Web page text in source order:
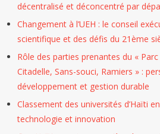
décentralisé et déconcentré par
Changement à l’UEH : le conseil
scientifique et des défis du 21ème
Rôle des parties prenantes du «
Citadelle, Sans-souci, Ramiers » :
développement et gestion durable
Classement des universités d’Haïti
technologie et innovation